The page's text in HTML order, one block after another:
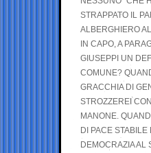
STRAPPATO IL
ALBERGHIERO
IN CAPO, A
GIUSEPPI UN
COMUNE?
GRACCHIA DI
STROZZEREI
MANONE.
DI PACE STABILE
DEMOCRAZIA AL